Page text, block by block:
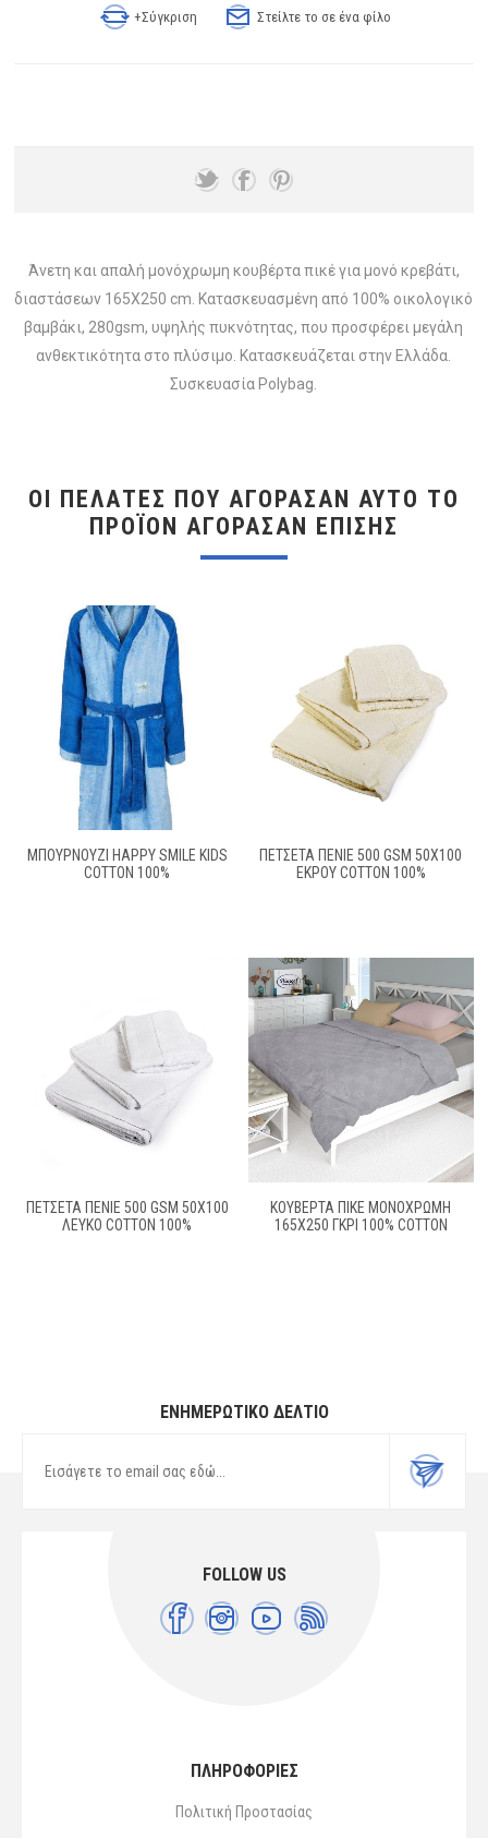
+Σύγκριση Στείλτε το σε ένα φίλο
Άνετη και απαλή μονόχρωμη κουβέρτα πικέ για μονό κρεβάτι,
διαστάσεων 165X250 cm. Κατασκευασμένη από 100% οικολογικό
βαμβάκι, 280gsm, υψηλής πυκνότητας, που προσφέρει μεγάλη
ανθεκτικότητα στο πλύσιμο. Κατασκευάζεται στην Ελλάδα.
Συσκευασία Polybag.
ΟΙ ΠΕΛΆΤΕΣ ΠΟΥ ΑΓΌΡΑΣΑΝ ΑΥΤΌ ΤΟ
ΠΡΟΪΌΝ ΑΓΌΡΑΣΑΝ ΕΠΊΣΗΣ
ΜΠΟΥΡΝΟΥΖΙ HAPPY SMILE KIDS
COTTON 100%
ΠΕΤΣΕΤΑ ΠΕΝΙΕ 500 GSM 50X100
ΕΚΡΟΥ COTTON 100%
ΠΕΤΣΕΤΑ ΠΕΝΙΕ 500 GSM 50X100
ΛΕΥΚΟ COTTON 100%
ΚΟΥΒΕΡΤΑ ΠΙΚΕ ΜΟΝΌΧΡΩΜΗ
165X250 ΓΚΡΙ 100% COTTON
ΕΝΗΜΕΡΩΤΙΚΌ ΔΕΛΤΊΟ
FOLLOW US
ΠΛΗΡΟΦΟΡΙΕΣ
Πολιτική Προστασίας